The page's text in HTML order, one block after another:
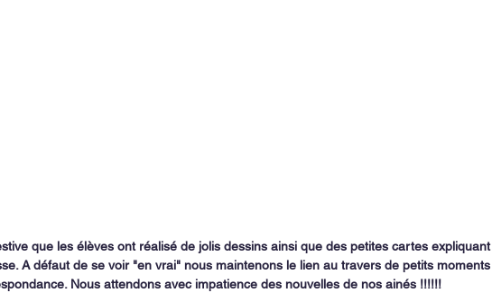
que les élèves ont réalisé de jolis dessins ainsi que des petites cartes expliquant
A défaut de se voir "en vrai" nous maintenons le lien au travers de petits moments
Nous attendons avec impatience des nouvelles de nos ainés !!!!!!